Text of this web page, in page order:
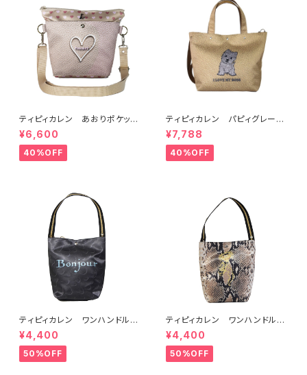
ティピィカレン あおりポケット
ハートショルダーバッグ
¥6,600
40%OFF
ティピィカレン パピィグレーテ
リア2WAYハンドバッグ
¥7,788
40%OFF
ティピィカレン ワンハンドルベ
アブラック2WAYバゲットバッグ
¥4,400
50%OFF
ティピィカレン ワンハンドルホ
ヌスネーク2WAYバゲットバッグ
¥4,400
50%OFF